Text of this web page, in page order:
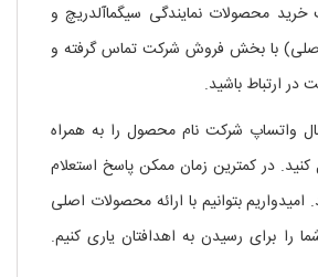
محصولات نمایندگی سیگماآلدریچ و
با بخش فروش شرکت تماس گرفته و
در ارتباط باشید.
واتساپ شرکت نام محصول را به همراه
کنید. در کمترین زمان ممکن پاسخ استعلام
امیدواریم بتوانیم با ارائه محصولات اصلی
را برای رسیدن به اهدافتان یاری کنیم.